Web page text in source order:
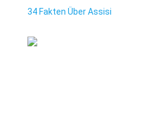
34 Fakten Über Assisi